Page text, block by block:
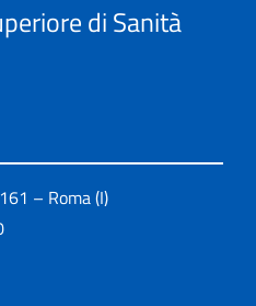
di Sanità
– Roma (I)